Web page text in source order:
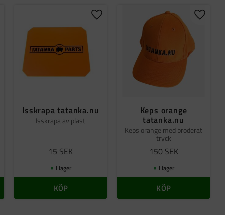
till i favoriter
Isskrapa tatanka.nu
Isskrapa av plast
15 SEK
Lägg till i favoriter
I lager
KÖP
Keps orange
tatanka.nu
Keps orange med broderat
tryck
150 SEK
Lägg
I lager
KÖP